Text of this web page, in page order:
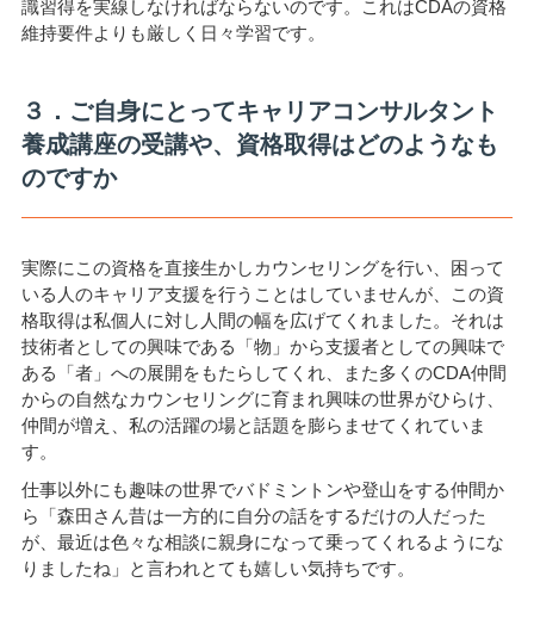
識習得を実線しなければならないのです。これはCDAの資格
維持要件よりも厳しく日々学習です。
３．ご自身にとってキャリアコンサルタント
養成講座の受講や、資格取得はどのようなも
のですか
実際にこの資格を直接生かしカウンセリングを行い、困って
いる人のキャリア支援を行うことはしていませんが、この資
格取得は私個人に対し人間の幅を広げてくれました。それは
技術者としての興味である「物」から支援者としての興味で
ある「者」への展開をもたらしてくれ、また多くのCDA仲間
からの自然なカウンセリングに育まれ興味の世界がひらけ、
仲間が増え、私の活躍の場と話題を膨らませてくれていま
す。
仕事以外にも趣味の世界でバドミントンや登山をする仲間か
ら「森田さん昔は一方的に自分の話をするだけの人だった
が、最近は色々な相談に親身になって乗ってくれるようにな
りましたね」と言われとても嬉しい気持ちです。